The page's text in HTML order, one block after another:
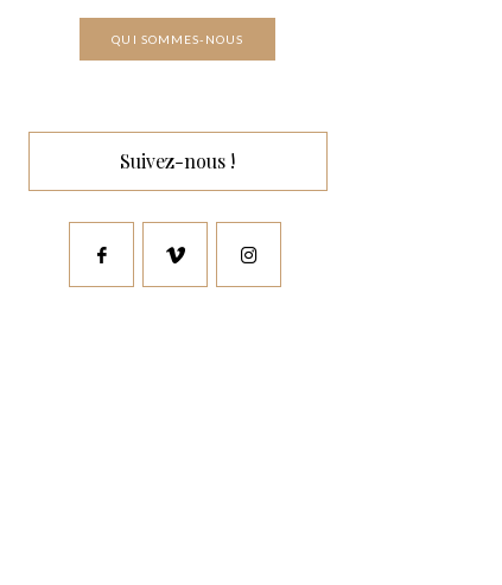
QUI SOMMES-NOUS
Suivez-nous !